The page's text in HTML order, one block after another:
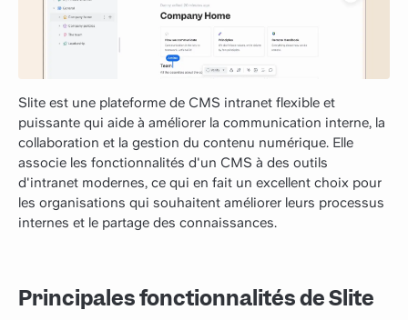
Slite est une plateforme de CMS intranet flexible et
puissante qui aide à améliorer la communication interne, la
collaboration et la gestion du contenu numérique. Elle
associe les fonctionnalités d'un CMS à des outils
d'intranet modernes, ce qui en fait un excellent choix pour
les organisations qui souhaitent améliorer leurs processus
internes et le partage des connaissances.
Principales fonctionnalités de Slite